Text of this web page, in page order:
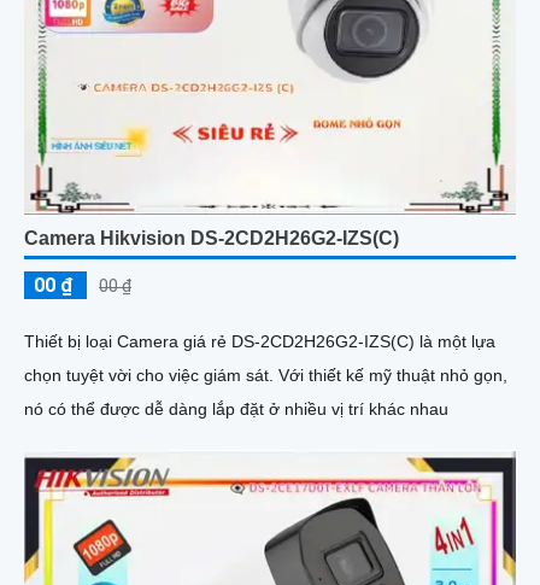
Camera Hikvision DS-2CD2H26G2-IZS(C)
00 ₫ 00 ₫
Thiết bị loại Camera giá rẻ DS-2CD2H26G2-IZS(C) là một lựa
chọn tuyệt vời cho việc giám sát. Với thiết kế mỹ thuật nhỏ gọn,
nó có thể được dễ dàng lắp đặt ở nhiều vị trí khác nhau